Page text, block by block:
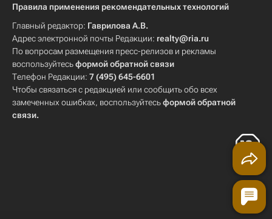
Правила применения рекомендательных технологий
Главный редактор: Гаврилова А.В.
Адрес электронной почты Редакции: realty@ria.ru
По вопросам размещения пресс-релизов и рекламы
воспользуйтесьформой обратной связи
Телефон Редакции: 7 (495) 645-6601
Чтобы связаться с редакцией или сообщить обо всех
замеченных ошибках, воспользуйтесьформой обратной
связи.